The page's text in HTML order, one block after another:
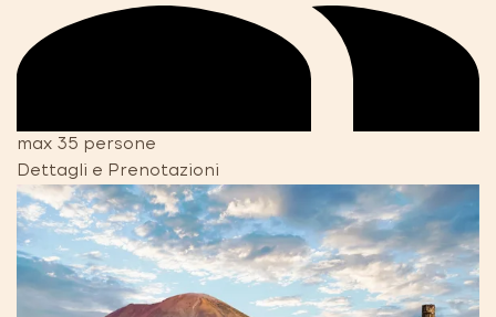
max 35 persone
Dettagli e Prenotazioni